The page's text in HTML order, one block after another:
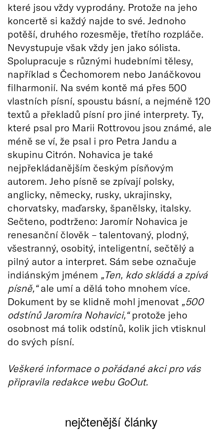
které jsou vždy vyprodány. Protože na jeho
koncertě si každý najde to své. Jednoho
potěší, druhého rozesměje, třetího rozpláče.
Nevystupuje však vždy jen jako sólista.
Spolupracuje s různými hudebními tělesy,
například s Čechomorem nebo Janáčkovou
filharmonií. Na svém kontě má přes 500
vlastních písní, spoustu básní, a nejméně 120
textů a překladů písní pro jiné interprety. Ty,
které psal pro Marii Rottrovou jsou známé, ale
méně se ví, že psal i pro Petra Jandu a
skupinu Citrón. Nohavica je také
nejpřekládanějším českým písňovým
autorem. Jeho písně se zpívají polsky,
anglicky, německy, rusky, ukrajinsky,
chorvatsky, maďarsky, španělsky, italsky.
Sečteno, podtrženo: Jaromír Nohavica je
renesanční člověk – talentovaný, plodný,
všestranný, osobitý, inteligentní, sečtělý a
pilný autor a interpret. Sám sebe označuje
indiánským jménem „Ten, kdo skládá a zpívá
písně,“ale umí a dělá toho mnohem více.
Dokument by se klidně mohl jmenovat „500
odstínů Jaromíra Nohavici,“protože jeho
osobnost má tolik odstínů, kolik jich vtisknul
do svých písní.
Veškeré informace o pořádané akci pro vás
připravila redakce webu GoOut.
nejčtenější články